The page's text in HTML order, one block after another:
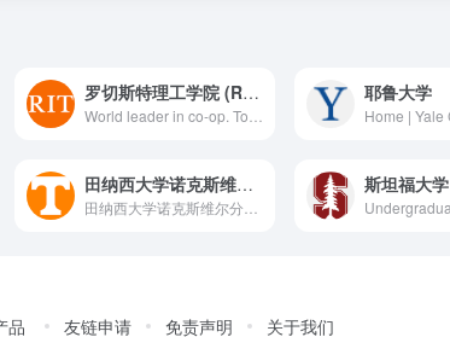
罗切斯特理工学院 (Rochester Institute of Technology) 耶鲁大学
田纳西大学诺克斯维尔分校 (University of Tennessee, Knoxville) 斯坦福大学
品 友链申请 免责声明 关于我们